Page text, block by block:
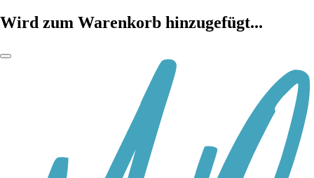
Wird zum Warenkorb hinzugefügt...